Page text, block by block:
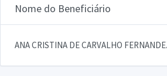
Nome do Beneficiário
ANA CRISTINA DE CARVALHO